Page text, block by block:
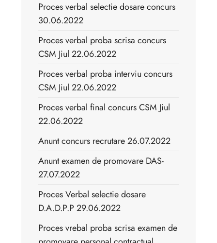
Proces verbal selectie dosare concurs
30.06.2022
Proces verbal proba scrisa concurs
CSM Jiul 22.06.2022
Proces verbal proba interviu concurs
CSM Jiul 22.06.2022
Proces verbal final concurs CSM Jiul
22.06.2022
Anunt concurs recrutare 26.07.2022
Anunt examen de promovare DAS-
27.07.2022
Proces Verbal selectie dosare
D.A.D.P.P 29.06.2022
Proces vrebal proba scrisa examen de